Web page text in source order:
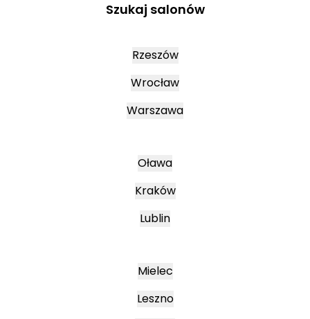
Szukaj salonów
Rzeszów
Wrocław
Warszawa
Oława
Kraków
Lublin
Mielec
Leszno